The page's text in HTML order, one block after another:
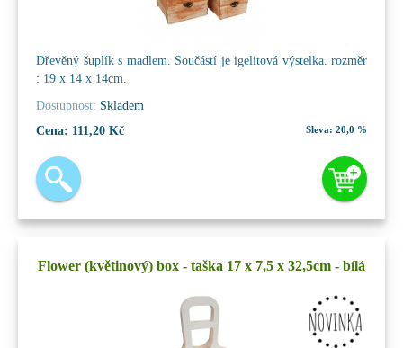
Dřevěný šuplík s madlem. Součástí je igelitová výstelka. rozměr
: 19 x 14 x 14cm.
Dostupnost: Skladem
Cena: 111,20 Kč Sleva: 20,0 %
Flower (květinový) box - taška 17 x 7,5 x 32,5cm - bílá